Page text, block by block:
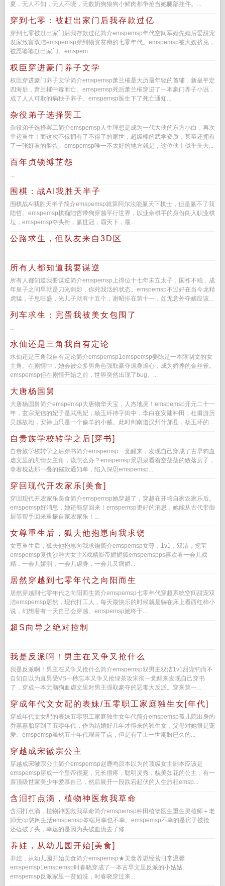
夏，无人不知，无人不晓，无数奶狗狼狗小鲜肉都争抢当她腿部挂件。...
穿到七零：被赶出家门后我存款过亿
穿到七零被赶出家门后我存款过亿简介emspemsp年代空间军婚先婚后爱甜宠
发家致富双洁emspemsp穿到物资贫瘠的七零年代。emspemsp被大嫂挤兑，
被恶婆婆赶出家门。emspem...
权臣穿进豪门养子文学
权臣穿进豪门养子文学简介emspemsp萧兰槯是大历最年轻的首辅，新皇平定
四海后，萧兰槯中毒而亡。emspemsp死后萧兰槯穿进了一本豪门养子小说，
成了人人可欺的病秧子养子。emspemsp医生下了死亡通知...
杂役弟子选择罢工
杂役弟子选择罢工简介emspemsp人生理想是成为一代大侠的东方小白，再次
幸运重生！而这次不仅拥有了不得了的家世，超级棒的武学资质，甚至还拥有
了一张好看的脸蛋。emspemsp唯一不太好的地方就是，这位侠士似乎失去...
百年贞锁缚芷怨
...
围棋：战AI我胜天半子
围棋战AI我胜天半子简介emspemsp就算阿尔法能赢天下棋士，但是赢不了我
陆哲。emspemsp棋痴陆哲带狗穿越平行世界，以业余棋手的身份闯入职业棋
坛，emspemsp夺头衔，赢世冠，霸天下，最...
公路求生，但队友来自3D区
...
所有人都知道我要谋逆
所有人都知道我要谋逆简介emspemsp上得位十七年未立太子，国祚不稳，成
年皇子之间早就是刀光剑影，你死我活的状态。emspemsp不过好在当今龙精
虎猛，子息旺盛，光儿子就有十五个，谢昭排在第十一，如无意外夺嫡应该...
列车求生：完蛋我被美女包围了
...
水仙还是三角我自有定论
水仙还是三角我自有定论简介emspemsp1emspemsp姜陈是一本限制文的女
主角。在剧情中，她会被众多男角色强取豪夺虐身虐心，成为娇养的金丝雀。
emspemsp但在剧情开始之前，世界突然出现了bug。...
大唐杨国舅
大唐杨国舅简介emspemsp大唐物华天宝，人杰地灵！emspemsp开元二十一
年，玄宗宠信的妃子是武惠妃，杨玉环待字闺中，李白在安陆种田，杜甫游历
吴越故地，安禄山只是一个偷羊的小贼。此时剑南道汉州什邡县，杨玉环的...
自贵族学校转学之后[穿书]
自贵族学校转学之后穿书简介emspemsp一觉醒来，发现自己穿成了古早狗血
虐文里的悲情女主角，该怎么办？emspemsp景思泉看着空荡荡的败落房子，
拿着枕边那一叠的催款通知单，陷入深思emspemsp...
穿回现代开农家乐[美食]
穿回现代开农家乐美食简介emspemsp她穿越了，穿越在开垮自家农家乐后。
emspemsp好消息，她还能穿回来！emspemsp更好的消息，她能从古代带御
厨等帮手回来重振自家农家乐！...
女尊重生后，狐夫他抱崽向我求饶
女尊重生后，狐夫他抱崽向我求饶简介emspemsp女尊，1v1，双洁，挖宝
emspemsp复仇沙雕大女主X戏精影帝娇娇狐emspemspps喜欢看一会儿戏
精，一会儿娇弱，一会儿虐身，一会儿又病娇...
居然穿越到七零年代之向阳而生
居然穿越到七零年代之向阳而生简介emspemsp七零年代穿越系统空间甜宠双
洁emspemsp居然，现代打工人，每天最快乐的时候就是躺在床上看西红柿小
说，幻想着有一天自己会穿越。emspemsp她终于...
超S向导之绝对控制
...
我是反派啊！男主在又争又抢什么
我是反派啊！男主在又争又抢什么简介emspemsp双男主双洁1v1甜宠钓而不
自知自以为直男受VS一秒忘本又争又抢绿茶攻宋彻一觉醒来发现自己穿书
了，穿成一本无脑狗血虐文里对男主强取豪夺的恶毒大反派。穿来第一...
穿成年代文女配的表妹/五零职工家庭独生女[年代]
穿成年代文女配的表妹五零职工家庭独生女年代简介emspemsp孤儿院出身的
乔嘉嘉胎穿到了五零年代，作为结婚好几年才得来的独生女，父母对她很是宠
爱。emspemsp虽然五十年代艰苦了点，但是有了上一世期盼已久的...
穿越成宋徽宗公主
穿越成宋徽宗公主简介emspemsp赵鹿鸣原本以为的顶级女主剧本应该是
emspemsp穿成一个皇帝很宠，兄长很疼，聪明灵秀，貌美如花的公主，有一
票顶级世家美少年爱慕自己，然后展开一段跌宕起伏的人生旅程emsp...
含泪打点滴，植物神医救我草命
含泪打点滴，植物神医救我草命简介emspemsp种田植物医生重生灵植师＋老
师无cp悠闲生活emspemsp岑端月幸也不幸。emspemsp不幸的是房子被抢
还磕破了头，幸运的是因为头破血流去了修...
养娃，从幼儿园开始[美食]
养娃，从幼儿园开始美食简介emspemsp★美食养崽经营日常温馨
emspemsp1emspemsp时春晓穿成了一本古早文里反派的小姑姑。
emspemsp反派家里一贫如洗，时春晓穿过来...